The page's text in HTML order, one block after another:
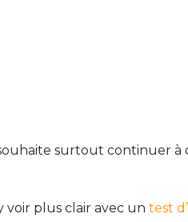
surtout continuer à
voir plus clair avec un test